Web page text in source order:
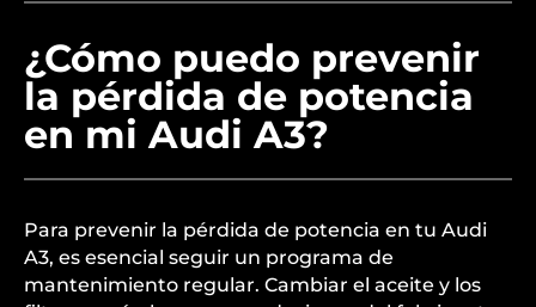
¿Cómo puedo prevenir
la pérdida de potencia
en mi Audi A3?
Para prevenir la pérdida de potencia en tu Audi
A3, es esencial seguir un programa de
mantenimiento regular. Cambiar el aceite y los